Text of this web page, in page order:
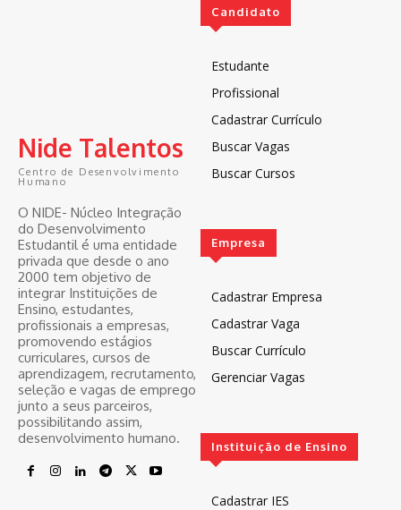
Nide Talentos
Centro de Desenvolvimento
Humano
O NIDE- Núcleo Integração
do Desenvolvimento
Estudantil é uma entidade
privada que desde o ano
2000 tem objetivo de
integrar Instituições de
Ensino, estudantes,
profissionais a empresas,
promovendo estágios
curriculares, cursos de
aprendizagem, recrutamento,
seleção e vagas de emprego
junto a seus parceiros,
possibilitando assim,
desenvolvimento humano.
Candidato
Estudante
Profissional
Cadastrar Currículo
Buscar Vagas
Buscar Cursos
Empresa
Cadastrar Empresa
Cadastrar Vaga
Buscar Currículo
Gerenciar Vagas
Instituição de Ensino
Cadastrar IES